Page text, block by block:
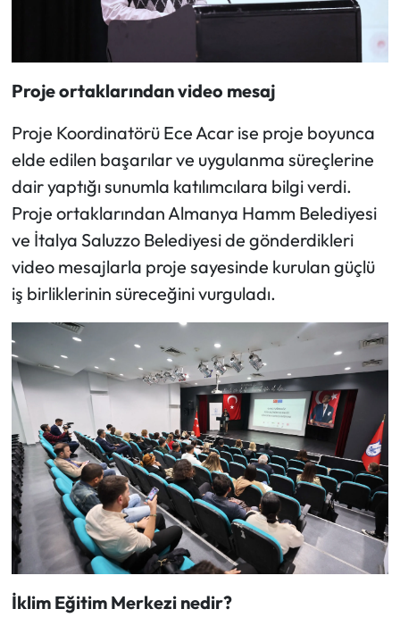
Proje ortaklarından video mesaj
Proje Koordinatörü Ece Acar ise proje boyunca
elde edilen başarılar ve uygulanma süreçlerine
dair yaptığı sunumla katılımcılara bilgi verdi.
Proje ortaklarından Almanya Hamm Belediyesi
ve İtalya Saluzzo Belediyesi de gönderdikleri
video mesajlarla proje sayesinde kurulan güçlü
iş birliklerinin süreceğini vurguladı.
İklim Eğitim Merkezi nedir?